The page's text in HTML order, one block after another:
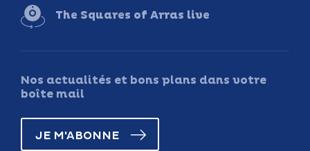
The Squares of Arras live
Nos actualités et bons plans dans votre
boîte mail
JE M'ABONNE